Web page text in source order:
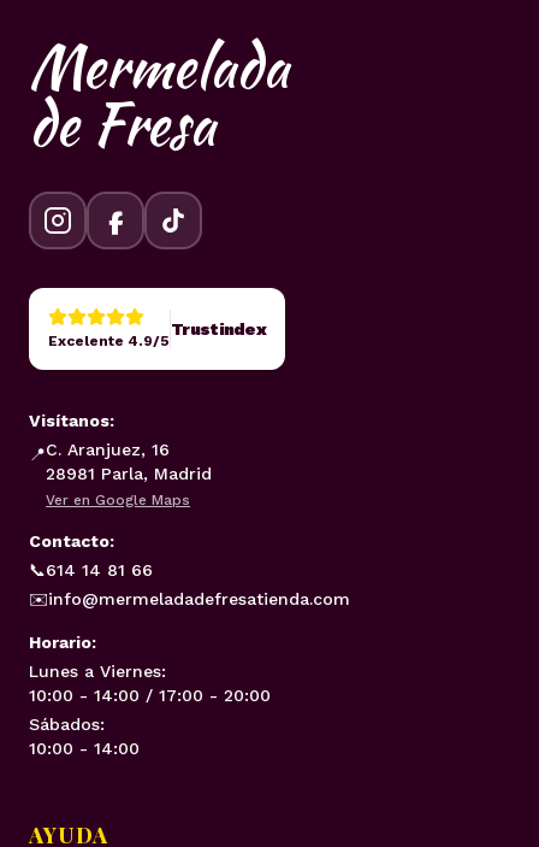
Mermelada
de Fresa
Excelente 4.9/5
Trustindex
Visítanos:
📍C. Aranjuez, 16
28981 Parla, Madrid
Ver en Google Maps
Contacto:
📞614 14 81 66
✉️info@mermeladadefresatienda.com
Horario:
Lunes a Viernes:
10:00 - 14:00 / 17:00 - 20:00
Sábados:
10:00 - 14:00
AYUDA